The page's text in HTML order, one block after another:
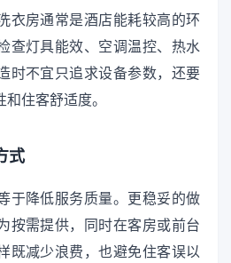
衣房通常是酒店能耗较高的环
查灯具能效、空调温控、热水
时不宜只追求设备参数，还要
住客舒适度。
式
于降低服务质量。更稳妥的做
按需提供，同时在客房或前台
既减少浪费，也避免住客误以